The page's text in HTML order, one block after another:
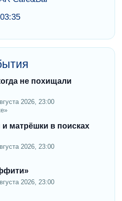
не похищали
2026, 23:00
матрёшки в поисках
2026, 23:00
2026, 23:00